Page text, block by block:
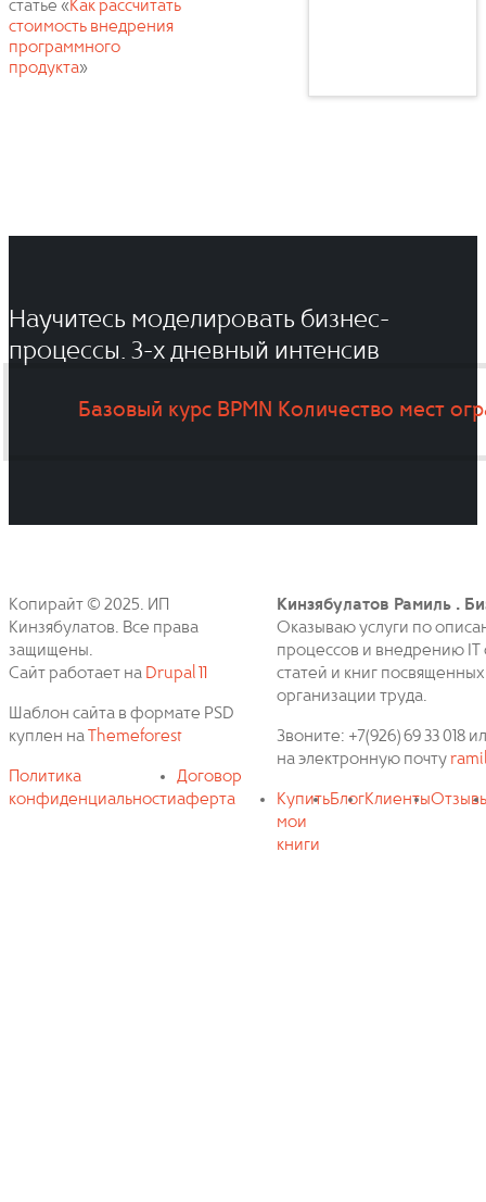
статье «Как рассчитать
стоимость внедрения
программного
продукта»
Научитесь моделировать бизнес-
процессы. 3-x дневный интенсив
Базовый курс BPMN Количество мест
Копирайт © 2025. ИП
Кинзябулатов. Все права
защищены.
Сайт работает на Drupal 11
Шаблон сайта в формате PSD
куплен на
Themeforest
Политика
конфиденциальности
Договор
аферта
Кинзябулатов Рамиль .
Оказываю услуги по
процессов и внедрению IT
статей и книг
организации труда.
Звоните: +7(926) 69 33 018
на электронную почту
Купить
мои
книги
БлогКлиенты